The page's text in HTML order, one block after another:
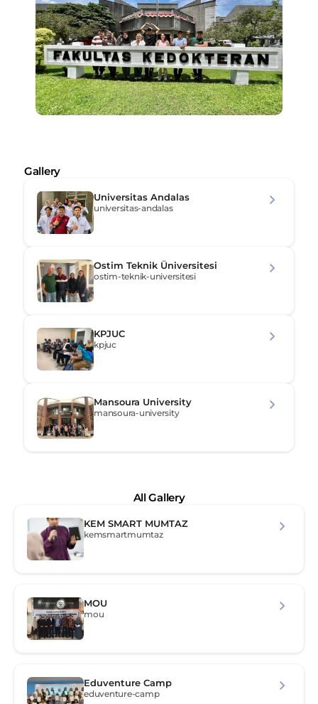
Gallery
Universitas Andalas
universitas-andalas
Ostim Teknik Üniversitesi
ostim-teknik-universitesi
KPJUC
kpjuc
Mansoura University
mansoura-university
All Gallery
KEM SMART MUMTAZ
kemsmartmumtaz
MOU
mou
Eduventure Camp
eduventure-camp